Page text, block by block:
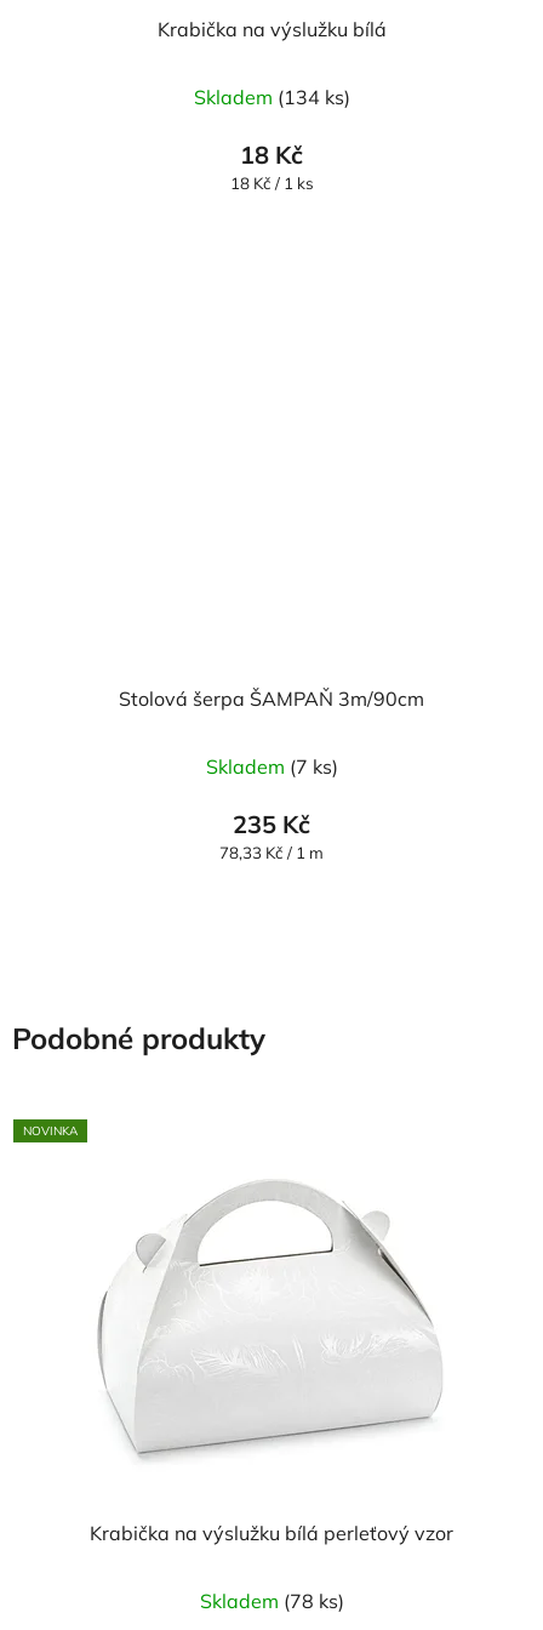
Krabička na výslužku bílá
Skladem (134 ks)
18 Kč
Měrná
18 Kč / 1 ks
Stolová šerpa ŠAMPAŇ 3m/90cm
Skladem (7 ks)
235 Kč
Měrná
78,33 Kč / 1 m
Podobné produkty
NOVINKA
Krabička na výslužku bílá perleťový vzor
Skladem (78 ks)